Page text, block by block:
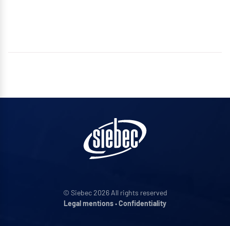
© Siebec 2026 All rights reserved
Legal mentions•Confidentiality